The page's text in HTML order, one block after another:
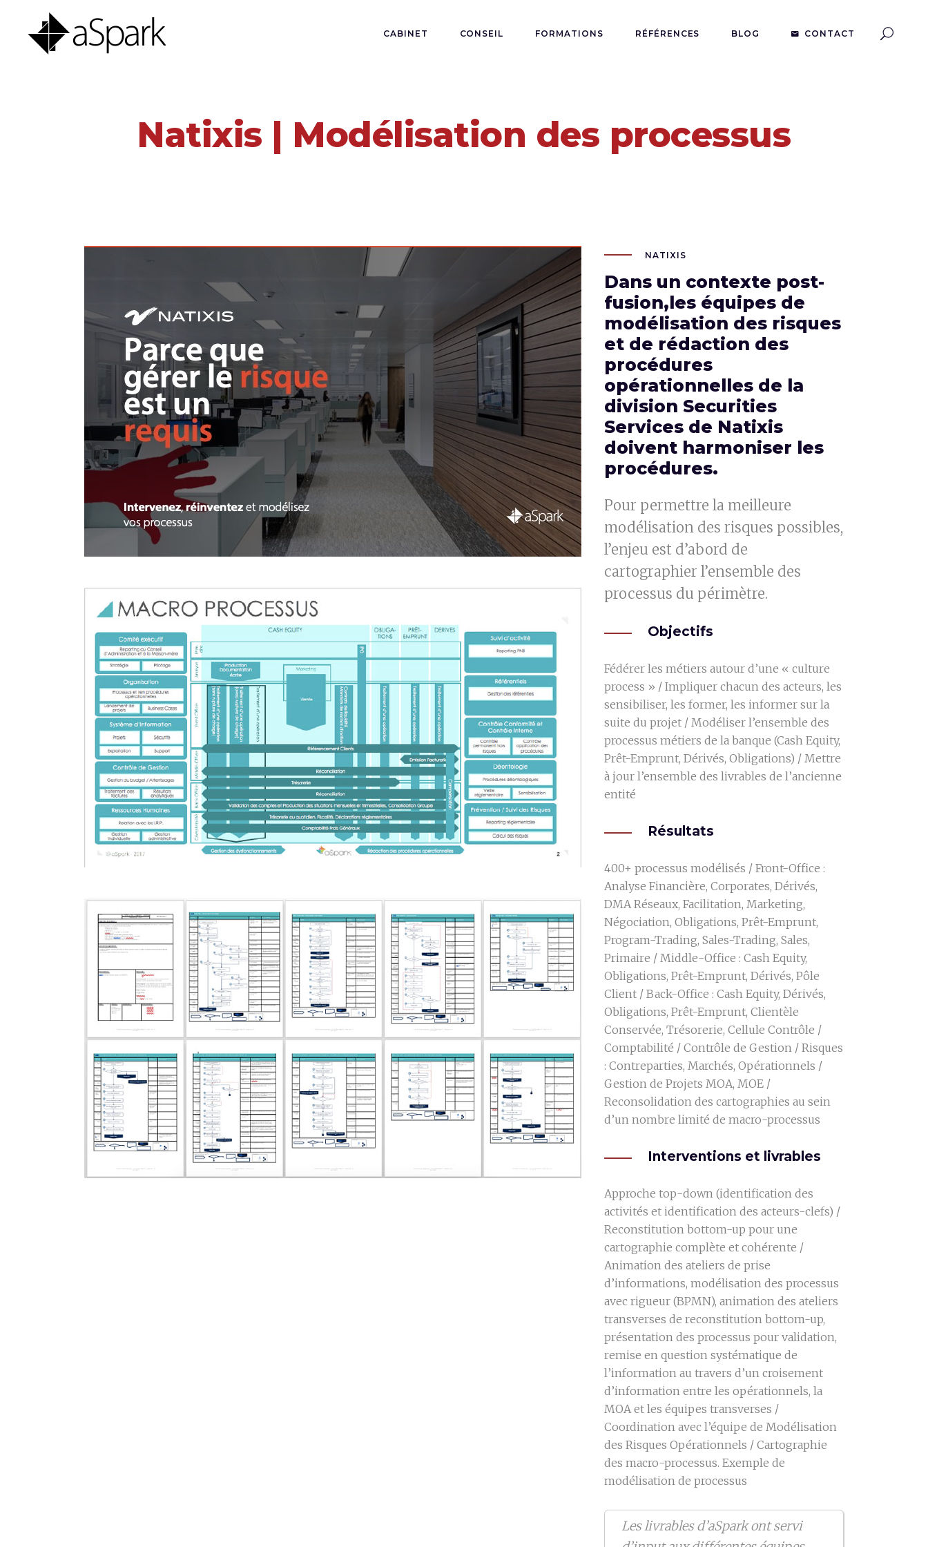
CABINET CONSEIL FORMATIONS RÉFÉRENCES BLOG CONTACT
Natixis | Modélisation des processus
NATIXIS
Dans un contexte post-
fusion,les équipes de
modélisation des risques
et de rédaction des
procédures
opérationnelles de la
division Securities
Services de Natixis
doivent harmoniser les
procédures.
Pour permettre la meilleure
modélisation des risques possibles,
l’enjeu est d’abord de
cartographier l’ensemble des
processus du périmètre.
Objectifs
Fédérer les métiers autour d’une « culture
process » / Impliquer chacun des acteurs, les
sensibiliser, les former, les informer sur la
suite du projet / Modéliser l’ensemble des
processus métiers de la banque (Cash Equity,
Prêt-Emprunt, Dérivés, Obligations) / Mettre
à jour l’ensemble des livrables de l’ancienne
entité
Résultats
400+ processus modélisés / Front-Office :
Analyse Financière, Corporates, Dérivés,
DMA Réseaux, Facilitation, Marketing,
Négociation, Obligations, Prêt-Emprunt,
Program-Trading, Sales-Trading, Sales,
Primaire / Middle-Office : Cash Equity,
Obligations, Prêt-Emprunt, Dérivés, Pôle
Client / Back-Office : Cash Equity, Dérivés,
Obligations, Prêt-Emprunt, Clientèle
Conservée, Trésorerie, Cellule Contrôle /
Comptabilité / Contrôle de Gestion / Risques
: Contreparties, Marchés, Opérationnels /
Gestion de Projets MOA, MOE /
Reconsolidation des cartographies au sein
d’un nombre limité de macro-processus
Interventions et livrables
Approche top-down (identification des
activités et identification des acteurs-clefs) /
Reconstitution bottom-up pour une
cartographie complète et cohérente /
Animation des ateliers de prise
d’informations, modélisation des processus
avec rigueur (BPMN), animation des ateliers
transverses de reconstitution bottom-up,
présentation des processus pour validation,
remise en question systématique de
l’information au travers d’un croisement
d’information entre les opérationnels, la
MOA et les équipes transverses /
Coordination avec l’équipe de Modélisation
des Risques Opérationnels / Cartographie
des macro-processus. Exemple de
modélisation de processus
Les livrables d’aSpark ont servi